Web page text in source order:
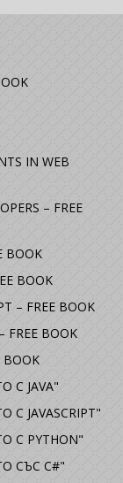
IN WEB
– FREE
BOOK
BOOK
– FREE BOOK
FREE BOOK
BOOK
С JAVA"
JAVASCRIPT"
С PYTHON"
СЪС C#"